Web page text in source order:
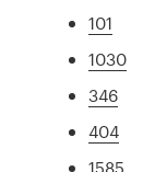
101
1030
346
404
1585